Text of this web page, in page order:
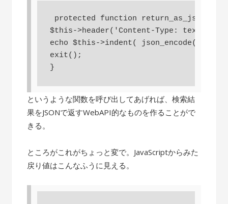
protected function return_as_json(){
$this->header('Content-Type: text/
echo $this->indent( json_encode($this-
exit();
}
というような関数を呼び出してあげれば、検索結
果をJSONで返すWebAPI的なものを作ることがで
きる。
ところがこれがちょっと変で。JavaScriptからみた
戻り値はこんなふうに見える。